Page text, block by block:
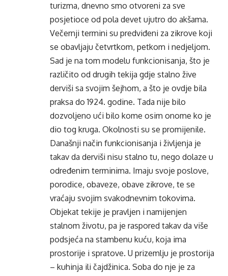
turizma, dnevno smo otvoreni za sve
posjetioce od pola devet ujutro do akšama.
Večernji termini su predviđeni za zikrove koji
se obavljaju četvrtkom, petkom i nedjeljom.
Sad je na tom modelu funkcionisanja, što je
različito od drugih tekija gdje stalno žive
derviši sa svojim šejhom, a što je ovdje bila
praksa do 1924. godine. Tada nije bilo
dozvoljeno ući bilo kome osim onome ko je
dio tog kruga. Okolnosti su se promijenile.
Današnji način funkcionisanja i življenja je
takav da derviši nisu stalno tu, nego dolaze u
određenim terminima. Imaju svoje poslove,
porodice, obaveze, obave zikrove, te se
vraćaju svojim svakodnevnim tokovima.
Objekat tekije je pravljen i namijenjen
stalnom životu, pa je raspored takav da više
podsjeća na stambenu kuću, koja ima
prostorije i spratove. U prizemlju je prostorija
– kuhinja ili čajdžinica. Soba do nje je za